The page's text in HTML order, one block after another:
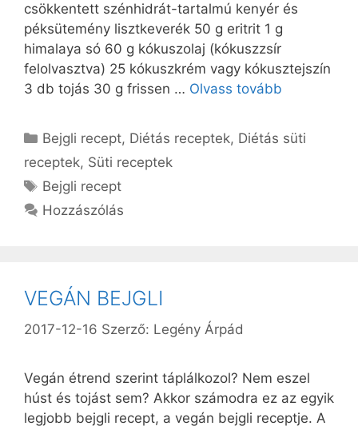
csökkentett szénhidrát-tartalmú kenyér és
péksütemény lisztkeverék 50 g eritrit 1 g
himalaya só 60 g kókuszolaj (kókuszzsír
felolvasztva) 25 kókuszkrém vagy kókusztejszín
3 db tojás 30 g frissen … Olvass tovább
Kategória
Bejgli recept, Diétás receptek, Diétás süti
receptek, Süti receptek
Címkék
Bejgli recept
Hozzászólás
VEGÁN BEJGLI
2017-12-16 Szerző: Legény Árpád
Vegán étrend szerint táplálkozol? Nem eszel
húst és tojást sem? Akkor számodra ez az egyik
legjobb bejgli recept, a vegán bejgli receptje. A